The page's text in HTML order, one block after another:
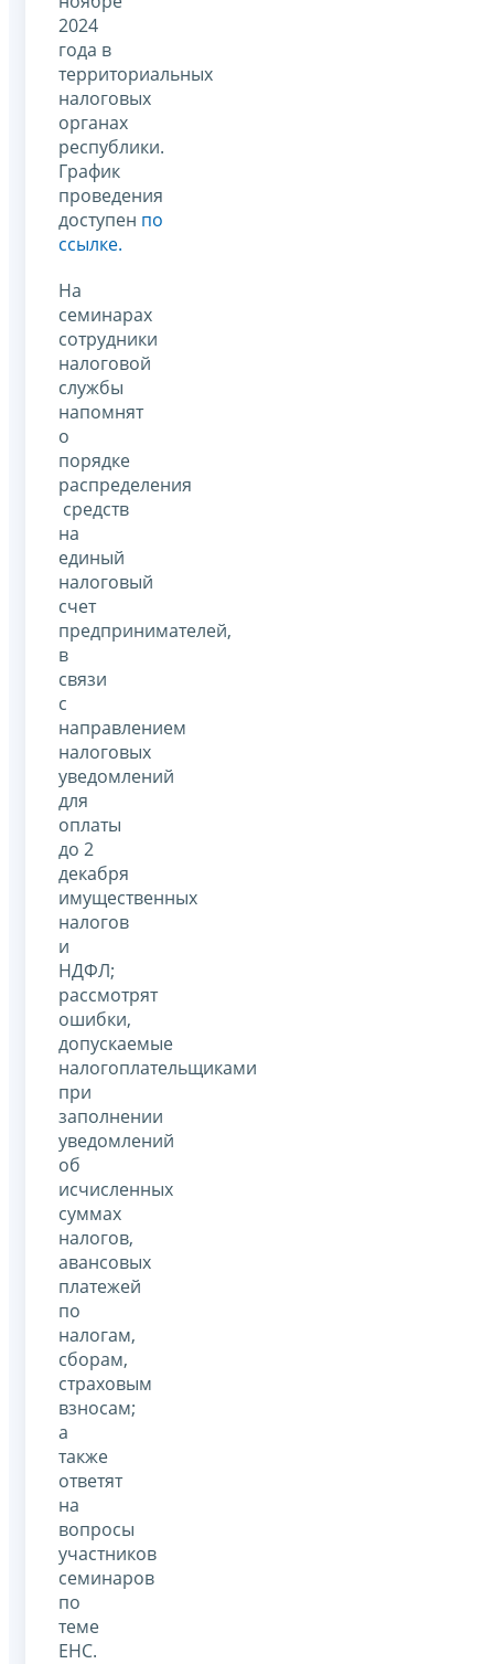
2024
года в
территориальных
налоговых
органах
республики.
График
проведения
доступен по
ссылке.
На
семинарах
сотрудники
налоговой
службы
напомнят
о
порядке
распределения
средств
на
единый
налоговый
счет
предпринимателей,
в
связи
с
направлением
налоговых
уведомлений
для
оплаты
до 2
декабря
имущественных
налогов
и
НДФЛ;
рассмотрят
ошибки,
допускаемые
налогоплательщиками
при
заполнении
уведомлений
об
исчисленных
суммах
налогов,
авансовых
платежей
по
налогам,
сборам,
страховым
взносам;
а
также
ответят
на
вопросы
участников
семинаров
по
теме
ЕНС.